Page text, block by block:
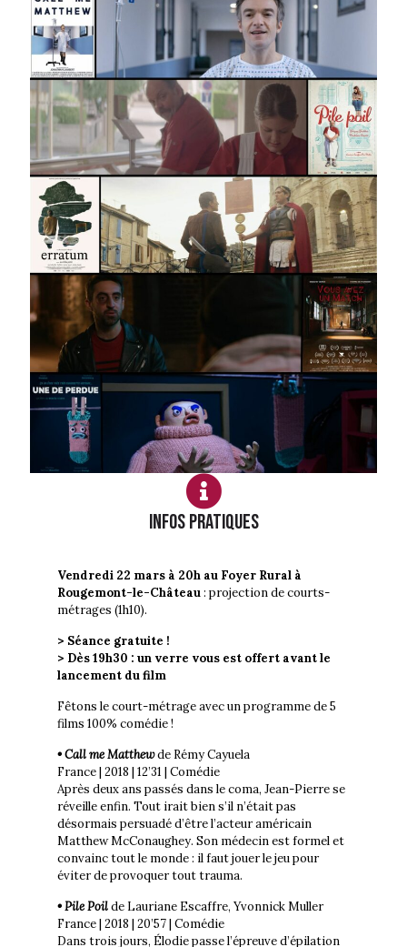
Infos PRATIQUES
Vendredi 22 mars à 20h au Foyer Rural à
Rougemont-le-Château: projection de courts-
métrages (1h10).
> Séance gratuite !
> Dès 19h30 : un verre vous est offert avant le
lancement du film
Fêtons le court-métrage avec un programme de 5
films 100% comédie !
• Call me Matthewde Rémy Cayuela
France | 2018 | 12’31 | Comédie
Après deux ans passés dans le coma, Jean-Pierre se
réveille enfin. Tout irait bien s’il n’était pas
désormais persuadé d’être l’acteur américain
Matthew McConaughey. Son médecin est formel et
convainc tout le monde : il faut jouer le jeu pour
éviter de provoquer tout trauma.
• Pile Poilde Lauriane Escaffre, Yvonnick Muller
France | 2018 | 20’57 | Comédie
Dans trois jours, Élodie passe l’épreuve d’épilation